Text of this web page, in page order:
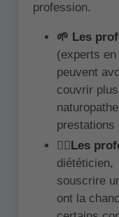
profession.
🌱 Les
(experts
peuvent
couvrir
prestations
👩‍⚕️ Les
diététicien,
souscrire
ont la